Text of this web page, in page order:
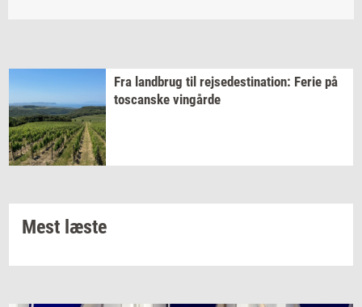
Fra land­brug til rej­se­desti­na­tion: Ferie på
toscan­ske vin­går­de
Mest læste